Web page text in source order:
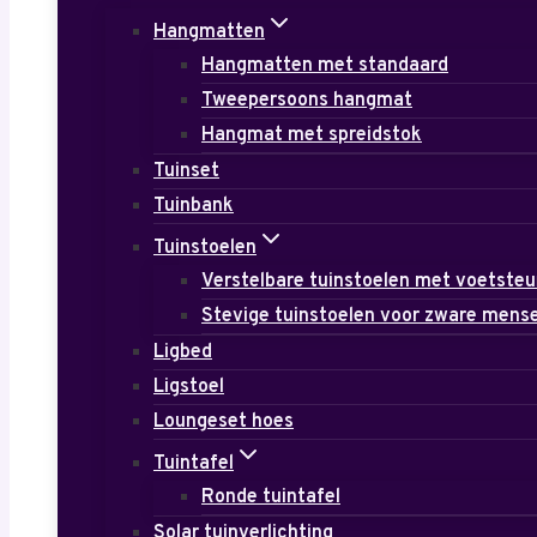
Hangmatten
Hangmatten met standaard
Tweepersoons hangmat
Hangmat met spreidstok
Tuinset
Tuinbank
Tuinstoelen
Verstelbare tuinstoelen met
Stevige tuinstoelen voor zware
Ligbed
Ligstoel
Loungeset hoes
Tuintafel
Ronde tuintafel